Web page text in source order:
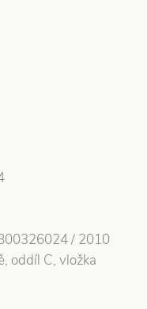
/ 2010
oddíl C, vložka